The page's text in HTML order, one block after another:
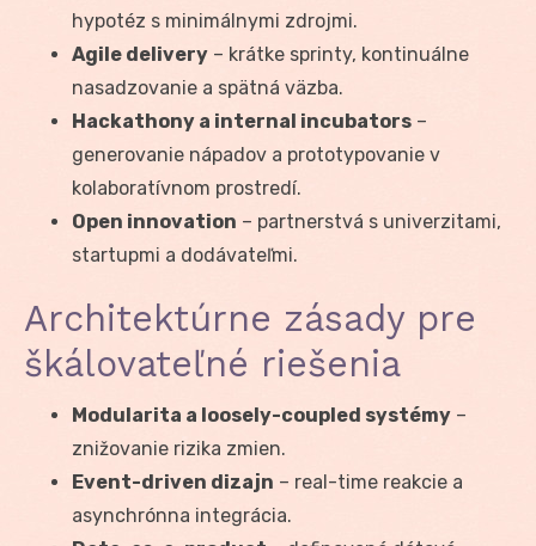
hypotéz s minimálnymi zdrojmi.
Agile delivery – krátke sprinty, kontinuálne
nasadzovanie a spätná väzba.
Hackathony a internal incubators –
generovanie nápadov a prototypovanie v
kolaboratívnom prostredí.
Open innovation – partnerstvá s univerzitami,
startupmi a dodávateľmi.
Architektúrne zásady pre
škálovateľné riešenia
Modularita a loosely-coupled systémy –
znižovanie rizika zmien.
Event-driven dizajn – real-time reakcie a
asynchrónna integrácia.